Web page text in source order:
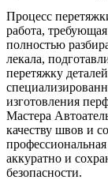
Процесс
работа,
полностью
лекала,
перетяжку
изготовления
Мастера
качеству швов и
аккуратно и
безопасности.